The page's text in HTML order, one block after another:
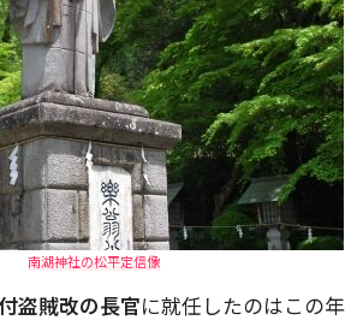
南湖神社の松平定信像
盗賊改の長官に就任したのはこの年